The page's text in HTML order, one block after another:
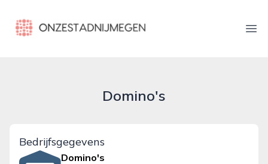
onzestadnijmegen.nl
Domino's
Bedrijfsgegevens
Domino's